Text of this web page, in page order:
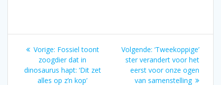
Bericht
navigatie
Vorige: Vorig
bericht:
Fossiel toont
zoogdier dat in
dinosaurus hapt: ‘Dit zet
alles op z’n kop’
Volgende: Volgend
bericht:
‘Tweekoppige’
ster verandert voor het
eerst voor onze ogen
van samenstelling